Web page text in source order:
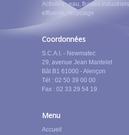
Activités : eau, fluides
effluents, recyclage
Coordonnées
S.C.A.I. - Newmatec
29, avenue Jean Mantelet
Bât B1 61000 - Alençon
Tél : 02 50 39 00 00
Fax : 02 33 29 54 19
Menu
Accueil